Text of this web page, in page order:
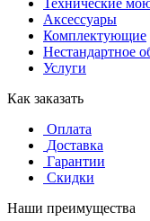
Аксессуары
Комплектующие
Нестандартное
Услуги
Как заказать
Оплата
Доставка
Гарантии
Скидки
Наши преимущества